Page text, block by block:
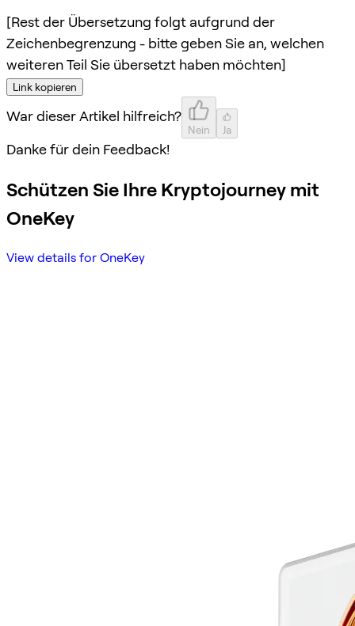
[Rest der Übersetzung folgt aufgrund der
Zeichenbegrenzung - bitte geben Sie an, welchen
weiteren Teil Sie übersetzt haben möchten]
Link kopieren
War dieser Artikel hilfreich?
Nein Ja
Danke für dein Feedback!
Schützen Sie Ihre Kryptojourney mit
OneKey
View details for OneKey